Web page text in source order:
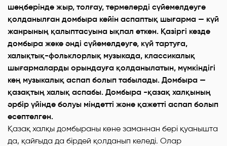
шеңберінде жыр, толғау, термелерді сүйемелдеуге
қолданылған домбыра кейін аспаптық шығарма — күй
жанрының қалыптасуына ықпал еткен. Қазіргі кезде
домбыра жеке әнді сүйемелдеуге, күй тартуға,
халықтық-фольклорлық музыкада, классикалық
шығармаларды орындауға қолданылатын, мүмкіндігі
кең музыкалық аспап болып табылады. Домбыра —
қазақтың халық аспабы. Домбыра -қазақ халқының
әрбір үйінде болуы міндетті және қажетті аспап болып
есептелген.
Қазақ халқы домбыраны көне заманнан бері қуанышта
да, қайғыда да бірдей қолданып келеді. Олар